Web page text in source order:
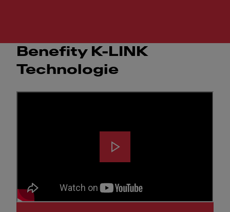
Benefity K-LINK
Technologie